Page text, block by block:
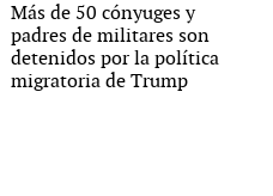
Más de 50 cónyuges y
padres de militares son
detenidos por la política
migratoria de Trump